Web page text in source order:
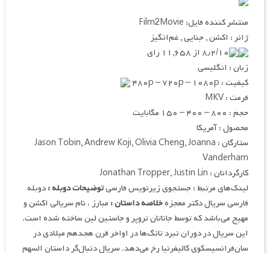
منتشر کننده فایل: Film2Movie
ژانر : اکشن , جنایی , غم‌انگیز
۸٫۲/۱۰ از ۱۱,۶۵۸ رای
زبان : انگلیسی
کیفیت : ۴۸۰p – ۷۲۰p – ۱۰۸۰p
فرمت : MKV
حجم : ۸۰۰ – ۴۰۰ – ۱۵۰ مگابایت
محصول : آمریکا
ستارگان : Jason Tobin, Andrew Koji, Olivia Cheng, Joanna
Vanderham
کارگردانان : Jonathan Tropper, Justin Lin
لینک‌های مرتبط : جستجوی زیرنویس فارسیتوضیحات دوبله :دوبله
فارسی سریال دکتر معجزهخلاصه داستان : مبارز ، نام سریالی اکشن و
مهیج می‌باشد که توسط جاناتان تروپر و جاستین لین ساخته شده است.
این سریال در دوران نبرد تانگ‌ها در اواخر قرن هجدهم میلادی در
سان‌فرانسیسکوی کالیفرنیا رخ می‌دهد. سریال دنبال‌گر داستان السهم